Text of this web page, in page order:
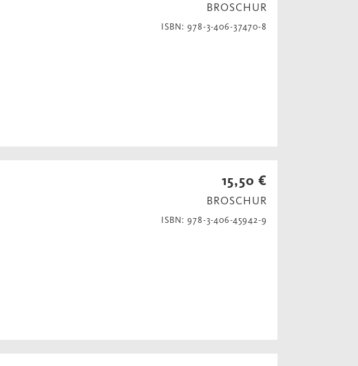
BROSCHUR
ISBN: 978-3-406-37470-8
15,50 €
BROSCHUR
ISBN: 978-3-406-45942-9